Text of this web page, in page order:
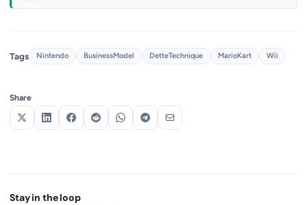
Tags Nintendo BusinessModel DetteTechnique MarioKart Wii
Share
Stay in the loop